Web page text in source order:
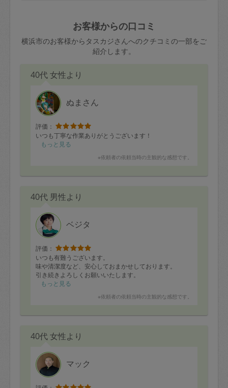
お客様からの口コミ
横浜市のお客様からタスカジさんへのクチコミの一部をご
紹介します。
40代 女性より
ぬまさん
評価：
いつも丁寧な作業ありがとうございます！
もっと見る
※依頼者の依頼当時の主観的な感想です。
40代 男性より
ベジタ
評価：
いつも有難うございます。
味や清潔度など、安心しておまかせしております。
引き続きよろしくお願いいたします。
もっと見る
※依頼者の依頼当時の主観的な感想です。
40代 女性より
マック